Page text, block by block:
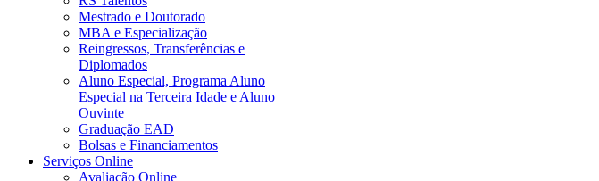
Mestrado e Doutorado
MBA e Especialização
Reingressos, Transferências e
Diplomados
Aluno Especial, Programa Aluno
Especial na Terceira Idade e Aluno
Ouvinte
Graduação EAD
Bolsas e Financiamentos
Serviços Online
Avaliação Online